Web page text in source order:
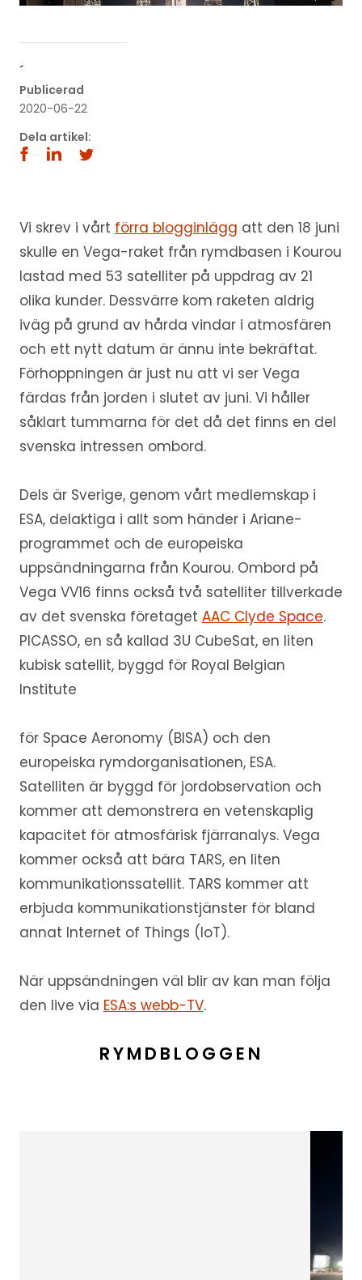
´
Publicerad
2020-06-22
Dela artikel:
Vi skrev i vårt förra blogginlägg att den 18 juni
skulle en Vega-raket från rymdbasen i Kourou
lastad med 53 satelliter på uppdrag av 21
olika kunder. Dessvärre kom raketen aldrig
iväg på grund av hårda vindar i atmosfären
och ett nytt datum är ännu inte bekräftat.
Förhoppningen är just nu att vi ser Vega
färdas från jorden i slutet av juni. Vi håller
såklart tummarna för det då det finns en del
svenska intressen ombord.
Dels är Sverige, genom vårt medlemskap i
ESA, delaktiga i allt som händer i Ariane-
programmet och de europeiska
uppsändningarna från Kourou. Ombord på
Vega VV16 finns också två satelliter tillverkade
av det svenska företaget AAC Clyde Space.
PICASSO, en så kallad 3U CubeSat, en liten
kubisk satellit, byggd för Royal Belgian
Institute
för Space Aeronomy (BISA) och den
europeiska rymdorganisationen, ESA.
Satelliten är byggd för jordobservation och
kommer att demonstrera en vetenskaplig
kapacitet för atmosfärisk fjärranalys. Vega
kommer också att bära TARS, en liten
kommunikationssatellit. TARS kommer att
erbjuda kommunikationstjänster för bland
annat Internet of Things (IoT).
När uppsändningen väl blir av kan man följa
den live via ESA:s webb-TV.
RYMDBLOGGEN